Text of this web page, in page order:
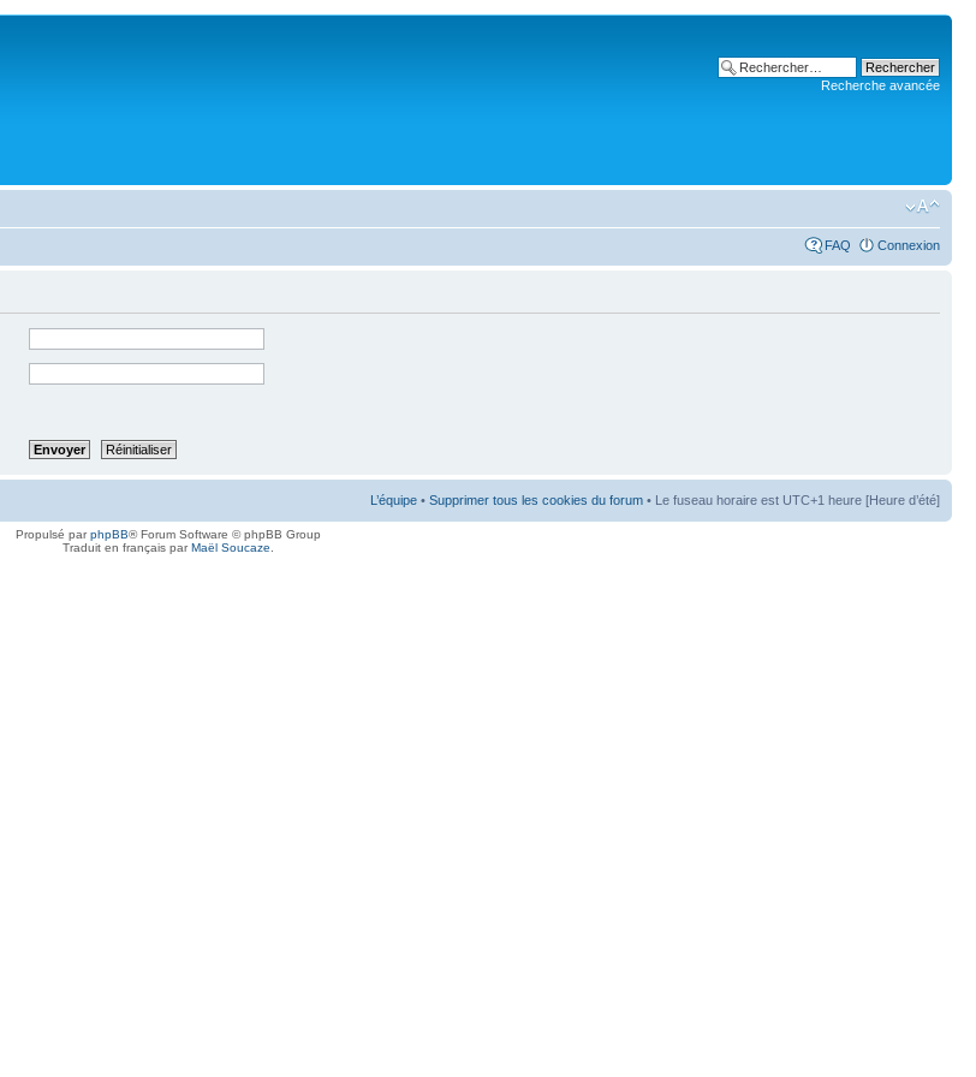
Recherche avancée
FAQ Connexion
L’équipe • Supprimer tous les cookies du forum • Le fuseau horaire est UTC+1 heure [Heure d’été]
Propulsé parphpBB® Forum Software © phpBB Group
Traduit en français parMaël Soucaze